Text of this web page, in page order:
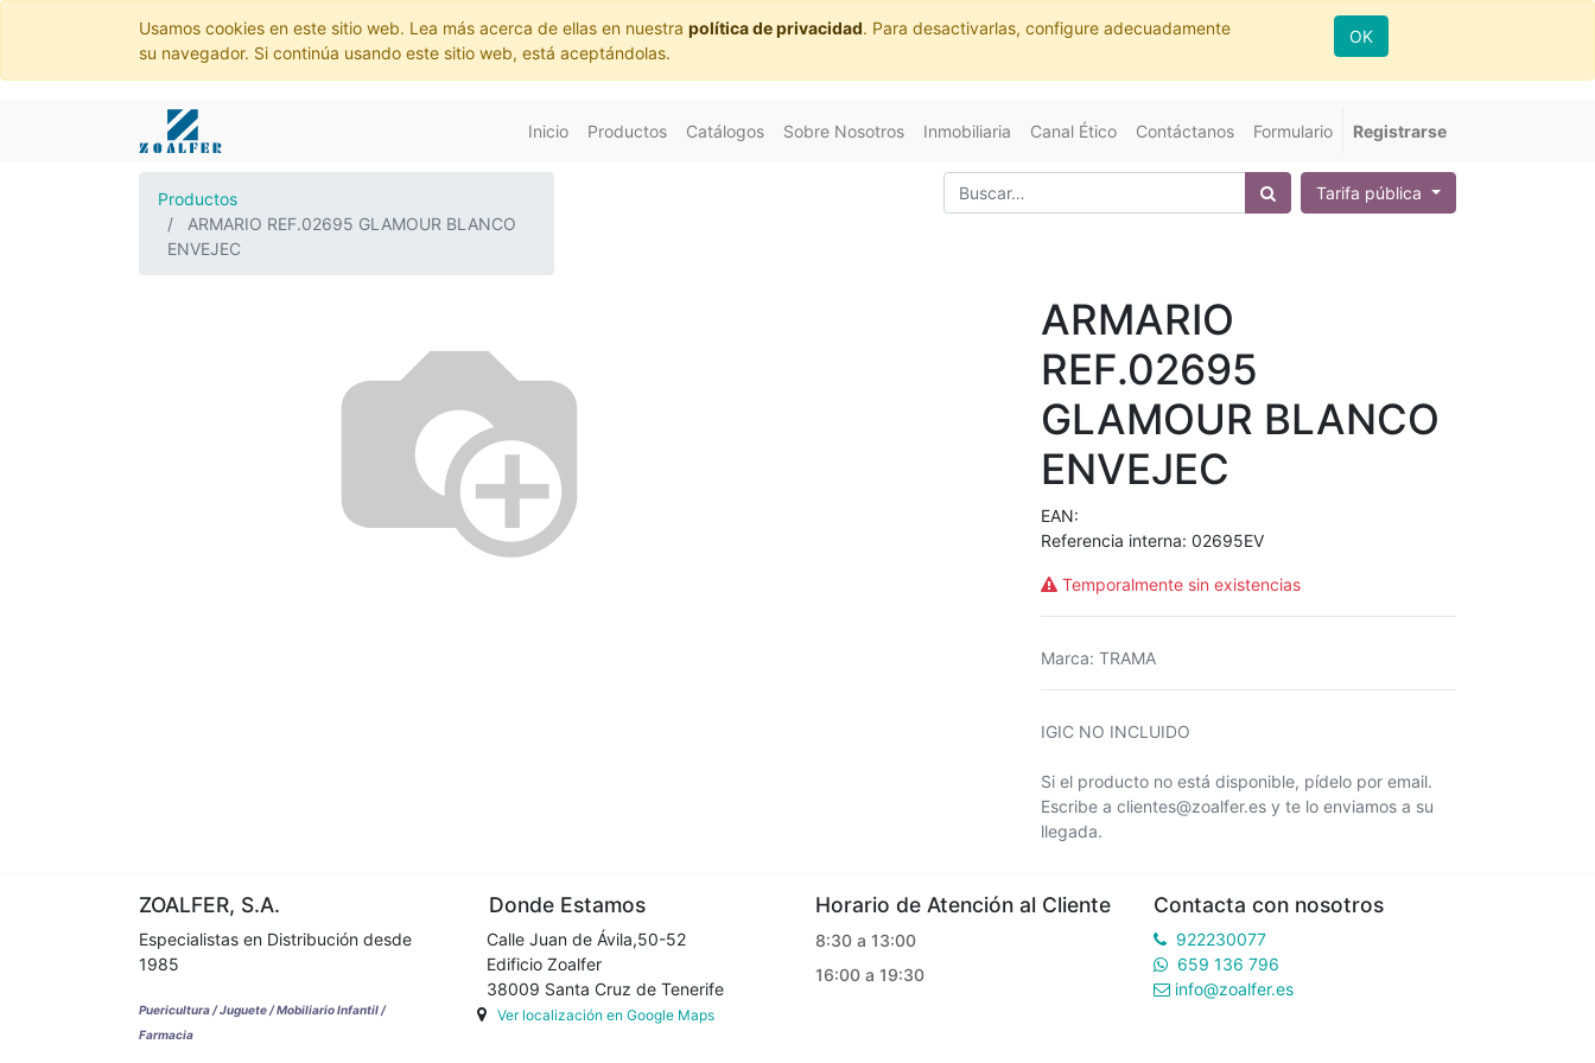
Usamos cookies en este sitio web. Lea más acerca de ellas en nuestra política de privacidad. Para desactivarlas, configure adecuadamente
su navegador. Si continúa usando este sitio web, está aceptándolas.
OK
Inicio Productos Catálogos Sobre Nosotros Inmobiliaria Canal Ético Contáctanos Formulario Registrarse
Productos
ARMARIO REF.02695 GLAMOUR BLANCO
ENVEJEC
Tarifa pública
ARMARIO
REF.02695
GLAMOUR BLANCO
ENVEJEC
EAN:
Referencia interna: 02695EV
Temporalmente sin existencias
Marca: TRAMA
IGIC NO INCLUIDO
Si el producto no está disponible, pídelo por email.
Escribe a clientes@zoalfer.es y te lo enviamos a su
llegada.
ZOALFER, S.A.
Especialistas en Distribución desde
1985
Puericultura / Juguete / Mobiliario Infantil /
Farmacia
Donde Estamos
Calle Juan de Ávila,50-52
Edificio Zoalfer
38009 Santa Cruz de Tenerife
Ver localización en Google Maps
Horario de Atención al Cliente
8:30 a 13:00
16:00 a 19:30
Contacta con nosotros
922230077
659 136 796
info@zoalfer.es